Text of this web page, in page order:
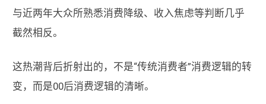
与近两年大众所熟悉消费降级、收入焦虑等判断几乎
截然相反。
这热潮背后折射出的，不是“传统消费者”消费逻辑的转
变，而是00后消费逻辑的清晰。